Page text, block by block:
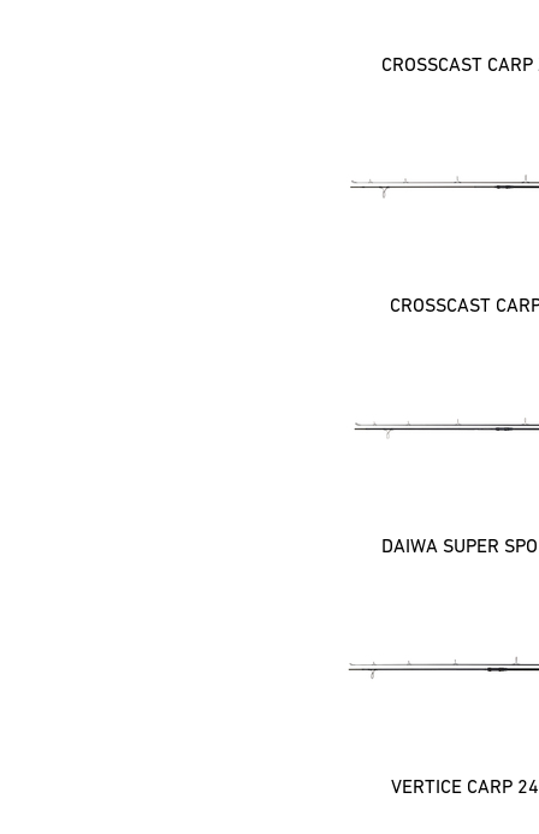
CROSSCAST CARP
CROSSCAST
DAIWA SUPER
VERTICE CARP 24